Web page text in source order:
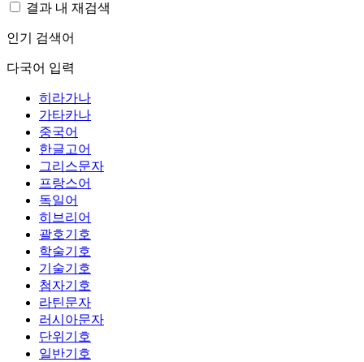
결과 내 재검색
인기 검색어
다국어 입력
히라가나
가타카나
중국어
한글고어
그리스문자
프랑스어
독일어
히브리어
괄호기호
학술기호
기술기호
첨자기호
라틴문자
러시아문자
단위기호
일반기호